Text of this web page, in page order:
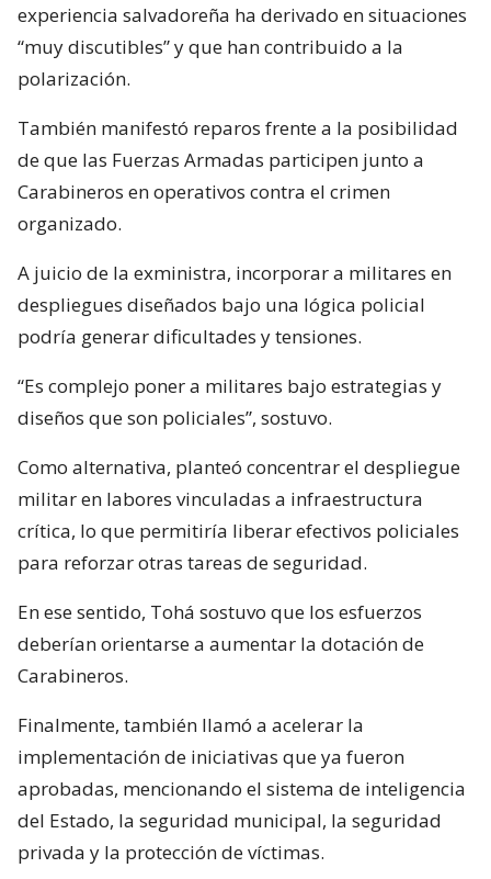
experiencia salvadoreña ha derivado en situaciones
“muy discutibles” y que han contribuido a la
polarización.
También manifestó reparos frente a la posibilidad
de que las Fuerzas Armadas participen junto a
Carabineros en operativos contra el crimen
organizado.
A juicio de la exministra, incorporar a militares en
despliegues diseñados bajo una lógica policial
podría generar dificultades y tensiones.
“Es complejo poner a militares bajo estrategias y
diseños que son policiales”, sostuvo.
Como alternativa, planteó concentrar el despliegue
militar en labores vinculadas a infraestructura
crítica, lo que permitiría liberar efectivos policiales
para reforzar otras tareas de seguridad.
En ese sentido, Tohá sostuvo que los esfuerzos
deberían orientarse a aumentar la dotación de
Carabineros.
Finalmente, también llamó a acelerar la
implementación de iniciativas que ya fueron
aprobadas, mencionando el sistema de inteligencia
del Estado, la seguridad municipal, la seguridad
privada y la protección de víctimas.